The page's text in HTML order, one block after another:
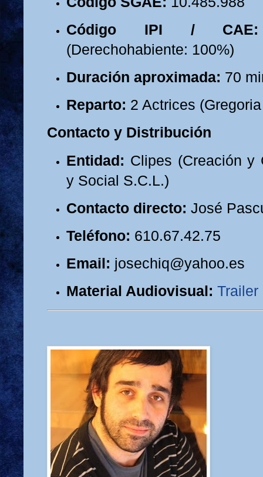
Código IPI / CAE:
(Derechohabiente: 100%)
Duración aproximada: 70
Reparto: 2 Actrices
Contacto y Distribución
Entidad: Clipes (Creación y
y Social S.C.L.)
Contacto directo: José
Teléfono: 610.67.42.75
Email: josechiq@yahoo.es
Material Audiovisual: Trailer